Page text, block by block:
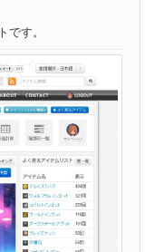
です。